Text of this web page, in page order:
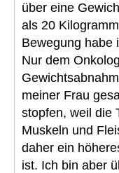
über eine
als 20
Bewegung habe
Nur dem
meiner Frau
stopfen, weil die
Muskeln und
daher ein
ist. Ich bin aber